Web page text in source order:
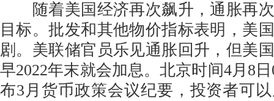
随着美国经济再次飙升，通胀再次
目标。批发和其他物价指标表明，美
剧。美联储官员乐见通胀回升，但美
早2022年末就会加息。北京时间4月8
布3月货币政策会议纪要，投资者可